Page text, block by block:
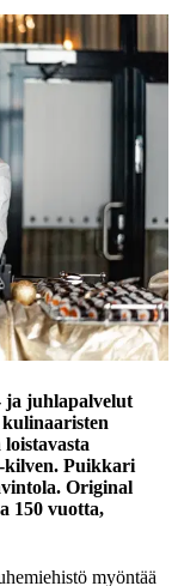
ja juhlapalvelut
kulinaaristen
-kilven. Puikkari
Original
150 vuotta,
myöntää